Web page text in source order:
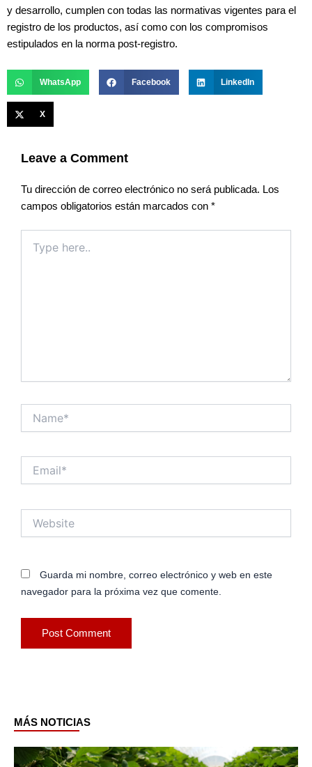
y desarrollo, cumplen con todas las normativas vigentes para el
registro de los productos, así como con los compromisos
estipulados en la norma post-registro.
WhatsApp Facebook LinkedIn
X
Leave a Comment
Tu dirección de correo electrónico no será publicada. Los
campos obligatorios están marcados con *
here..
Guarda mi nombre, correo electrónico y web en este
navegador para la próxima vez que comente.
MÁS NOTICIAS
Page PagePagePagePage